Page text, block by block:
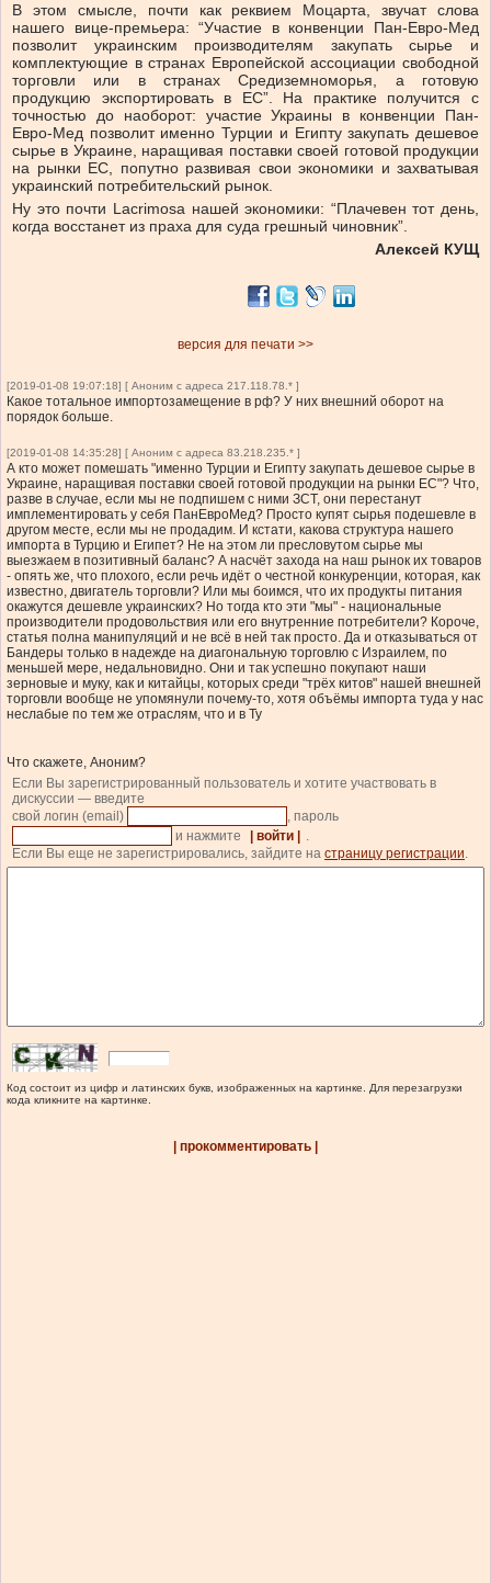
В этом смысле, почти как реквием Моцарта, звучат слова
нашего вице-премьера: “Участие в конвенции Пан-Евро-Мед
позволит украинским производителям закупать сырье и
комплектующие в странах Европейской ассоциации свободной
торговли или в странах Средиземноморья, а готовую
продукцию экспортировать в ЕС”. На практике получится с
точностью до наоборот: участие Украины в конвенции Пан-
Евро-Мед позволит именно Турции и Египту закупать дешевое
сырье в Украине, наращивая поставки своей готовой продукции
на рынки ЕС, попутно развивая свои экономики и захватывая
украинский потребительский рынок.
Ну это почти Lacrimosa нашей экономики: “Плачевен тот день,
когда восстанет из праха для суда грешный чиновник”.
Алексей КУЩ
версия для печати >>
[2019-01-08 19:07:18] [ Аноним с адреса 217.118.78.* ]
Какое тотальное импортозамещение в рф? У них внешний оборот на
порядок больше.
[2019-01-08 14:35:28] [ Аноним с адреса 83.218.235.* ]
А кто может помешать "именно Турции и Египту закупать дешевое сырье в
Украине, наращивая поставки своей готовой продукции на рынки ЕС"? Что,
разве в случае, если мы не подпишем с ними ЗСТ, они перестанут
имплементировать у себя ПанЕвроМед? Просто купят сырья подешевле в
другом месте, если мы не продадим. И кстати, какова структура нашего
импорта в Турцию и Египет? Не на этом ли пресловутом сырье мы
выезжаем в позитивный баланс? А насчёт захода на наш рынок их товаров
- опять же, что плохого, если речь идёт о честной конкуренции, которая, как
известно, двигатель торговли? Или мы боимся, что их продукты питания
окажутся дешевле украинских? Но тогда кто эти "мы" - национальные
производители продовольствия или его внутренние потребители? Короче,
статья полна манипуляций и не всё в ней так просто. Да и отказываться от
Бандеры только в надежде на диагональную торговлю с Израилем, по
меньшей мере, недальновидно. Они и так успешно покупают наши
зерновые и муку, как и китайцы, которых среди "трёх китов" нашей внешней
торговли вообще не упомянули почему-то, хотя объёмы импорта туда у нас
неслабые по тем же отраслям, что и в Ту
Что скажете, Аноним?
Если Вы зарегистрированный пользователь и хотите участвовать в
дискуссии — введите
свой логин (email)
, пароль
и нажмите
| войти |
.
Если Вы еще не зарегистрировались, зайдите на страницу регистрации.
Код состоит из цифр и латинских букв, изображенных на картинке. Для перезагрузки
кода кликните на картинке.
| прокомментировать |